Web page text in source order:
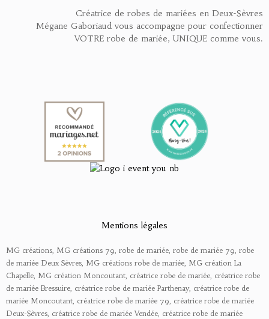
Créatrice de robes de mariées en Deux-Sèvres
Mégane Gaboriaud vous accompagne pour confectionner
VOTRE robe de mariée, UNIQUE comme vous.
Mentions légales
MG créations, MG créations 79, robe de mariée, robe de mariée 79, robe
de mariée Deux Sèvres, MG créations robe de mariée, MG création La
Chapelle, MG création Moncoutant, créatrice robe de mariée, créatrice robe
de mariée Bressuire, créatrice robe de mariée Parthenay, créatrice robe de
mariée Moncoutant, créatrice robe de mariée 79, créatrice robe de mariée
Deux-Sèvres, créatrice robe de mariée Vendée, créatrice robe de mariée